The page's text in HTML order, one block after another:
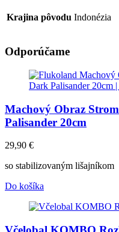
Krajina pôvodu Indonézia
Odporúčame
Machový Obraz
Palisander 20cm
29,90 €
so stabilizovaným lišajníkom
Do košíka